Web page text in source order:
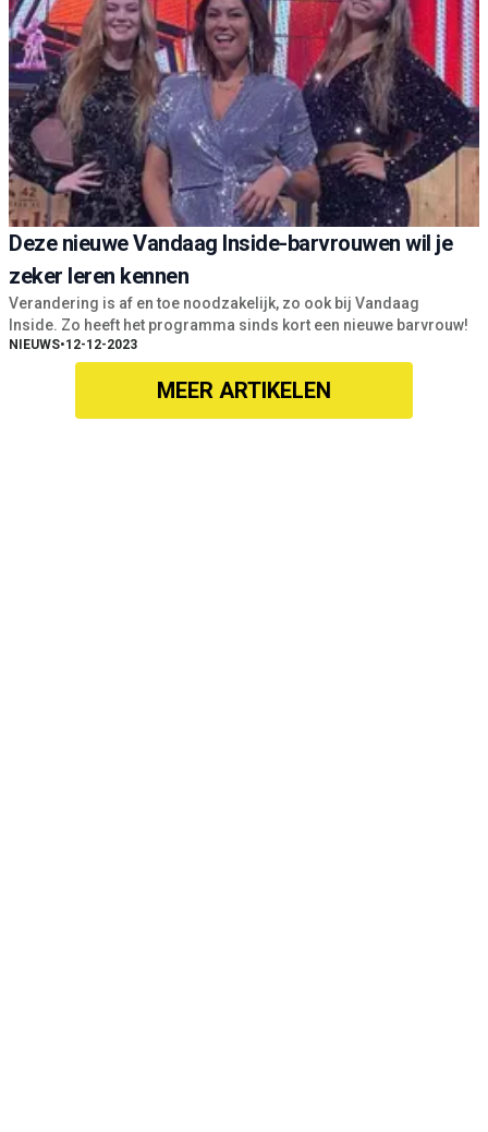
Deze nieuwe Vandaag Inside-barvrouwen wil je
zeker leren kennen
Verandering is af en toe noodzakelijk, zo ook bij Vandaag
Inside. Zo heeft het programma sinds kort een nieuwe barvrouw!
NIEUWS•12-12-2023
MEER ARTIKELEN